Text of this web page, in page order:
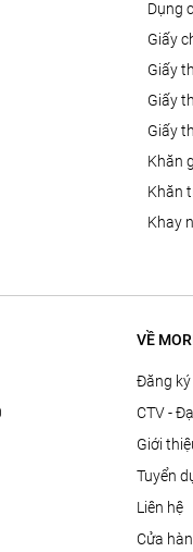
dụng
giấy
giấy
giấy
giấy
khăn
khăn
khay
VỀ
Đăng ký
CTV -
Giới
Tuyển
Liên hệ
Cửa